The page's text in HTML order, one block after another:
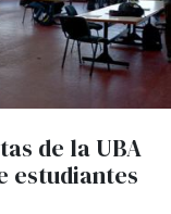
de la UBA
estudiantes